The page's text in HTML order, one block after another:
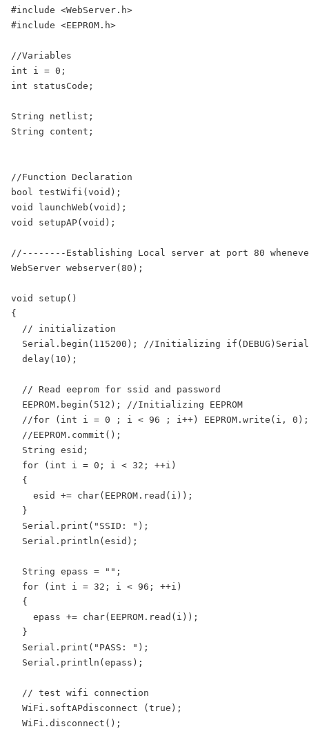
#include <WebServer.h>
#include <EEPROM.h>
//Variables
int i = 0;
int statusCode;
String netlist;
String content;
//Function Declaration
bool testWifi(void);
void launchWeb(void);
void setupAP(void);
//--------Establishing Local server at port 80
WebServer webserver(80);
void setup()
{
  // initialization
Serial.begin(115200); //Initializing
  delay(10);
  // Read eeprom for ssid and password
  EEPROM.begin(512); //Initializing EEPROM
//for (int i = 0 ; i < 96 ; i++) EEPROM.write(i,
  //EEPROM.commit();
  String esid;
  for (int i = 0; i < 32; ++i)
  {
    esid += char(EEPROM.read(i));
  }
  Serial.print("SSID: ");
  Serial.println(esid);
  String epass = "";
  for (int i = 32; i < 96; ++i)
  {
    epass += char(EEPROM.read(i));
  }
  Serial.print("PASS: ");
  Serial.println(epass);
  // test wifi connection
  WiFi.softAPdisconnect (true);
  WiFi.disconnect();